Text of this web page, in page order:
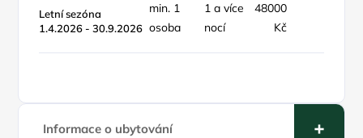
Letní sezóna
1.4.2026 - 30.9.2026
min. 1
osoba
1 a více
nocí
48000
Kč
Informace o ubytování